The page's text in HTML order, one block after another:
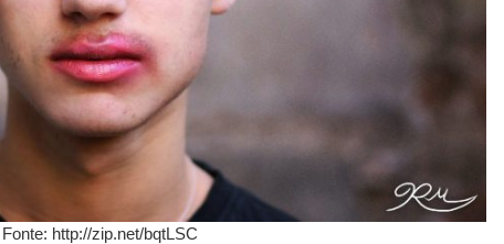
Fonte: http://zip.net/bqtLSC